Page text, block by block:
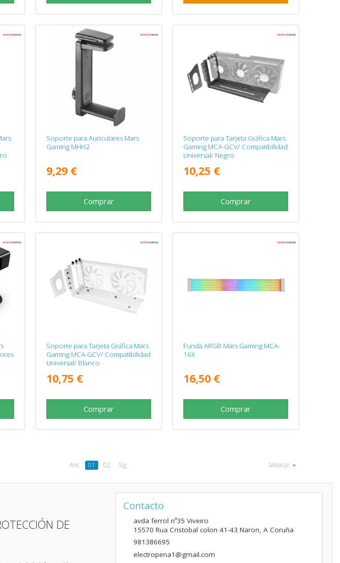
Soporte para Auriculares Mars
Gaming MHH2
9,29 €
Comprar
Soporte para Tarjeta Gráfica Mars
Gaming MCA-GCV/ Compatibilidad
Universal/ Negro
10,25 €
Comprar
Soporte para Tarjeta Gráfica Mars
Gaming MCA-GCV/ Compatibilidad
Universal/ Blanco
10,75 €
Comprar
Funda ARGB Mars Gaming MCA-
16X
16,50 €
Comprar
Ant. 01 02 Sig. Mostrar
DE
Contacto
avda ferrol nº35 Viveiro
15570 Rua Cristobal colon 41-43 Naron A Coruña
981386695
electropena1@gmail.com